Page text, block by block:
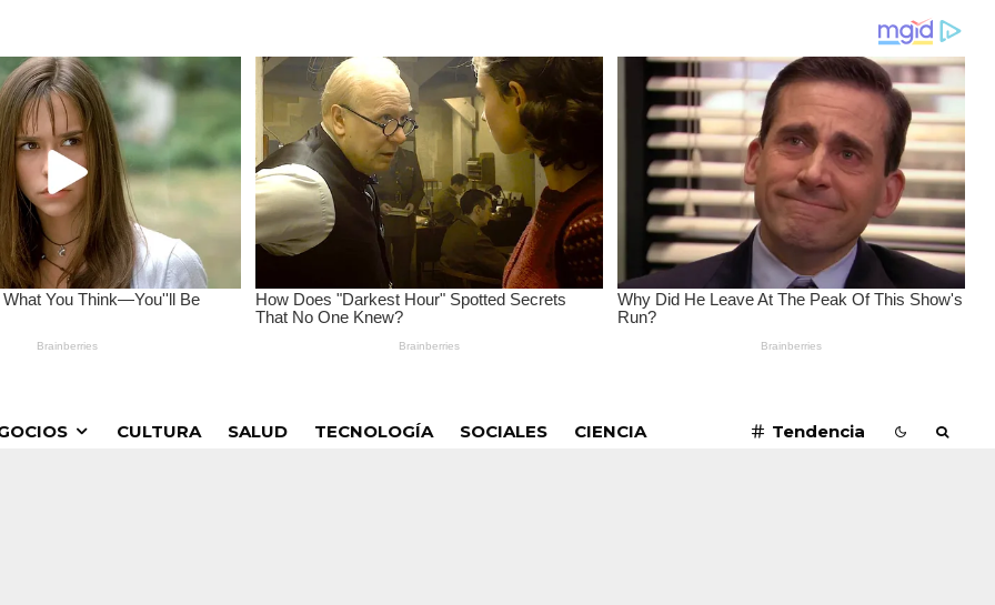
CULTURA SALUD TECNOLOGÍA SOCIALES CIENCIA Tendencia